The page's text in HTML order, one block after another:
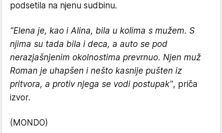
podsetila na njenu sudbinu.
"Elena je, kao i Alina, bila u kolima s mužem. S
njima su tada bila i deca, a auto se pod
nerazjašnjenim okolnostima prevrnuo. Njen muž
Roman je uhapšen i nešto kasnije pušten iz
pritvora, a protiv njega se vodi postupak", priča
izvor.
(MONDO)